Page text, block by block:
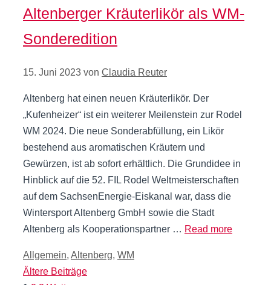
Altenberger Kräuterlikör als WM-
Sonderedition
15. Juni 2023 von Claudia Reuter
Altenberg hat einen neuen Kräuterlikör. Der
„Kufenheizer“ ist ein weiterer Meilenstein zur Rodel
WM 2024. Die neue Sonderabfüllung, ein Likör
bestehend aus aromatischen Kräutern und
Gewürzen, ist ab sofort erhältlich. Die Grundidee in
Hinblick auf die 52. FIL Rodel Weltmeisterschaften
auf dem SachsenEnergie-Eiskanal war, dass die
Wintersport Altenberg GmbH sowie die Stadt
Altenberg als Kooperationspartner … Read more
Kategorien
Allgemein, Altenberg, WM
Ältere Beiträge